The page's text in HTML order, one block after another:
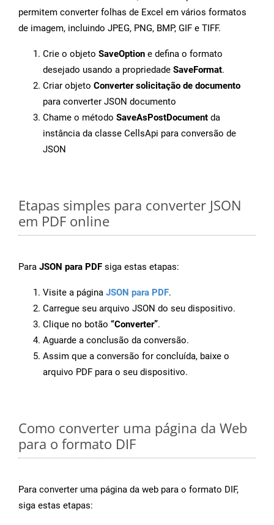
permitem converter folhas de Excel em vários formatos
de imagem, incluindo JPEG, PNG, BMP, GIF e TIFF.
Crie o objeto SaveOption e defina o formato
desejado usando a propriedade SaveFormat.
Criar objeto Converter solicitação de documento
para converter JSON documento
Chame o método SaveAsPostDocument da
instância da classe CellsApi para conversão de
JSON
Etapas simples para converter JSON
em PDF online
Para JSON para PDF siga estas etapas:
Visite a página JSON para PDF.
Carregue seu arquivo JSON do seu dispositivo.
Clique no botão “Converter”.
Aguarde a conclusão da conversão.
Assim que a conversão for concluída, baixe o
arquivo PDF para o seu dispositivo.
Como converter uma página da Web
para o formato DIF
Para converter uma página da web para o formato DIF,
siga estas etapas: